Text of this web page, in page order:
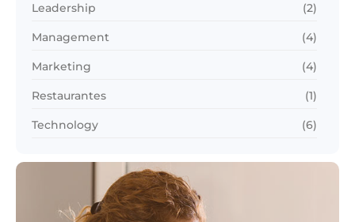
Leadership (2)
Management (4)
Marketing (4)
Restaurantes (1)
Technology (6)